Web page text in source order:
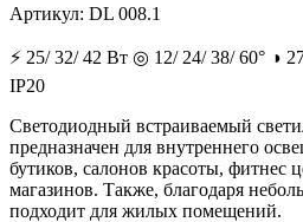
Артикул: DL 008.1
⚡ 25/ 32/ 42 Вт ◎ 12/ 24/ 38/ 60° ◑
IP20
Светодиодный встраиваемый
предназначен для внутреннего
бутиков, салонов красоты, фитнес
магазинов. Также, благодаря
подходит для жилых помещений.